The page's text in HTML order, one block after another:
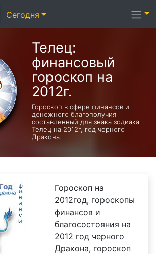
Телец:
финансовый
гороскоп на
2012г.
Гороскоп в сфере финансов и
денежного благополучия
составленный для знака зодиака
Телец на 2012г, год черного
Дракона.
Гороскоп на
2012год, гороскопы
финансов и
благосостояния на
2012 год черного
Дракона, гороскоп
Сегодня